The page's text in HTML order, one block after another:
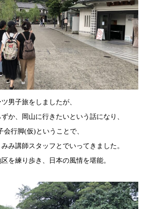
男子旅をしましたが、
か、岡山に行きたいという話になり、
行脚(仮)ということで、
み講師スタッフとでいってきました。
を練り歩き、日本の風情を堪能。